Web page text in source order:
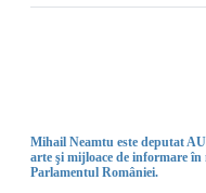
Mihail Neamtu este deputat
arte şi mijloace de informare
Parlamentul României.